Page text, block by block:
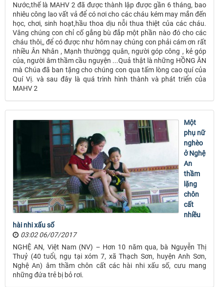
Nước,thế là MAHV 2 đã được thành lập được gần 6 tháng, bao
nhiêu công lao vất vả để có nơi cho các cháu kém may mắn đến
học, chơi, sinh hoạt,hầu thoa dịu nỗi thua thiệt của các cháu.
Vâng chúng con chỉ cố gắng bù đắp một phần nào đó cho các
cháu thôi,, để có được như hôm nay chúng con phải cám ơn rất
nhiều Ân Nhân , Mạnh thườngg quân, người góp công , kẻ góp
của, người âm thầm cầu nguyện ...Quả thật là những HỒNG ÂN
mà Chúa đã ban tặng cho chúng con qua tấm lòng cao quí của
Quí Vị. và sau đây là quá trình hình thành và phát triển của
MAHV 2
Một
phụ nữ
nghèo
ở Nghệ
An
thầm
lặng
chôn
cất
nhiều
hài nhi xấu số
03:02 06/07/2017
NGHỆ AN, Việt Nam (NV) – Hơn 10 năm qua, bà Nguyễn Thị
Thuỷ (40 tuổi, ngụ tại xóm 7, xã Thạch Sơn, huyện Anh Sơn,
Nghệ An) âm thầm chôn cất các hài nhi xấu số, cưu mang
những đứa trẻ bị bỏ rơi.